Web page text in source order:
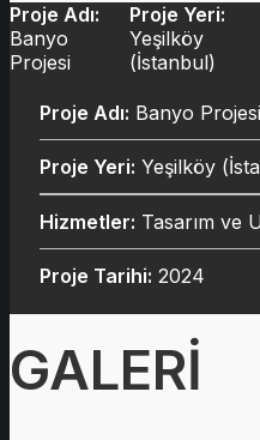
Proje Adı:
Banyo
Projesi
Proje Yeri:
Yeşilköy
(İstanbul)
Proje Adı: Banyo Projesi
Proje Yeri: Yeşilköy
Hizmetler: Tasarım ve
Proje Tarihi: 2024
GALERİ